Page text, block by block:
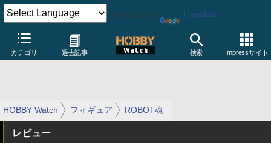
Powered by Translate
カテゴリ 過去記事 検索 Impressサイト
HOBBY Watch フィギュア ROBOT魂
レビュー